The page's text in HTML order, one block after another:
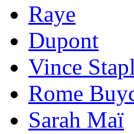
Raye
Dupont
Vince
Rome
Sarah Maï